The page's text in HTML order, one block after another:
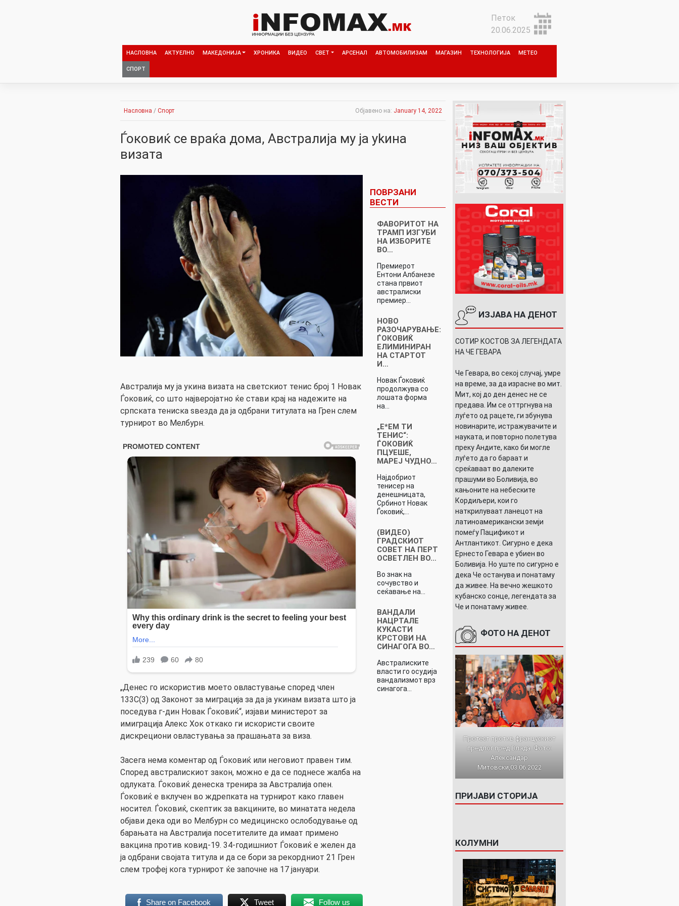
Петок
20.06.2025
НАСЛОВНА АКТУЕЛНО МАКЕДОНИЈА ХРОНИКА ВИДЕО СВЕТ АРСЕНАЛ АВТОМОБИЛИЗАМ МАГАЗИН ТЕХНОЛОГИЈА МЕТЕО
СПОРТ
Насловна / Спорт Објавено на: January 14, 2022
Ѓоковиќ се враќа дома, Австралија му ја ykина
визата
Австрaлија му ја укина визата на светскиот тенис број 1 Новак
Ѓоковиќ, со што најверојатно ќе стави крај на надежите на
српската тениска ѕвезда да ја одбрани титулата на Грен слем
турнирот во Мелбурн.
„Денес го искористив моето овластување според член
133C(3) од Законот за миграција за да ја укинам визата што ја
поседува г-дин Новак Ѓоковиќ“, изјави министерот за
имиграција Алекс Хок откако ги искористи своите
дискрециони овластувања за прашањата за виза.
Засега нема коментар од Ѓоковиќ или неговиот правен тим.
Според австралискиот закон, можно е да се поднесе жалба на
одлуката. Ѓоковиќ денеска тренира за Австралија опен.
Ѓоковиќ е вклучен во ждрепката на турнирот како главен
носител. Ѓоковиќ, скептик за вакцините, во минатата недела
објави дека оди во Мелбурн со медицинско ослободување од
барањата на Австралија посетителите да имаат примено
вакцина против ковид-19. 34-годишниот Ѓоковиќ е желен да
ја одбрани својата титула и да се бори за рекордниот 21 Грен
слем трофеј кога турнирот ќе започне на 17 јануари.
Share on Facebook Tweet Follow us
ПОВРЗАНИ
ВЕСТИ
ФАВОРИТОТ НА
ТРАМП ИЗГУБИ
НА ИЗБОРИТЕ
ВО…
Премиерот
Ентони Албанезе
стана првиот
австралиски
премиер…
НОВО
РАЗОЧАРУВАЊЕ:
ЃОКОВИЌ
ЕЛИМИНИРАН
НА СТАРТОТ
И…
Новак Ѓоковиќ
продолжува со
лошата форма
на…
„Е*ЕМ ТИ
ТЕНИС“:
ЃОКОВИЌ
ПЦУЕШЕ,
МАРЕЈ ЧУДНО…
Најдобриот
тенисер на
денешницата,
Србинот Новак
Ѓоковиќ,…
(ВИДЕО)
ГРАДСКИОТ
СОВЕТ НА ПЕРТ
ОСВЕТЛЕН ВО…
Во знак на
сочувство и
сеќавање на…
ВАНДАЛИ
НАЦРТАЛЕ
КУКАСТИ
КРСТОВИ НА
СИНАГОГА ВО…
Австралиските
власти го осудија
вандализмот врз
синагога…
ИЗЈАВА НА ДЕНОТ
СОТИР КОСТОВ ЗА ЛЕГЕНДАТА
НА ЧЕ ГЕВАРА
Че Гевара, во секој случај, умре
на време, за да израсне во мит.
Мит, кој до ден денес не се
предава. Им се оттргнува на
луѓето од рацете, ги збунува
новинарите, истражувачите и
науката, и повторно полетува
преку Андите, како би могле
луѓето да го бараат и
среќаваат во далеките
прашуми во Боливија, во
кањоните на небеските
Кордиљери, кои го
наткрилуваат ланецот на
латиноамерикански земји
помеѓу Пацификот и
Антлантикот. Сигурно е дека
Ернесто Гевара е убиен во
Боливија. Но уште по сигурно е
дека Че останува и понатаму
да живее. На вечно жешкото
кубанско сонце, легендата за
Че и понатаму живее.
ФОТО НА ДЕНОТ
Протест против францускиот
предлог пред Влада. Фото:
Александар
Митовски,03.06.2022
ПРИЈАВИ СТОРИЈА
КОЛУМНИ